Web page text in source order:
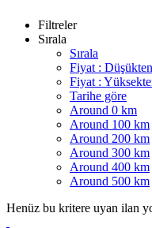
Filtreler
Sırala
Sırala
Fiyat :
Fiyat :
Tarihe göre
Around 0 km
Around 100 km
Around 200 km
Around 300 km
Around 400 km
Around 500 km
Henüz bu kritere uyan ilan